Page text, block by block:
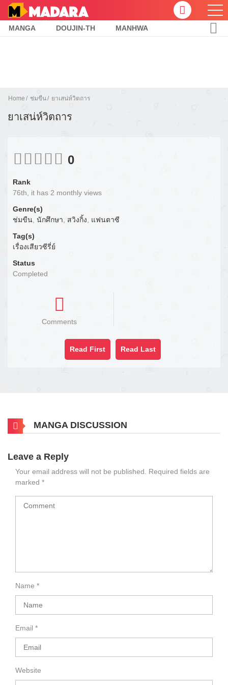
MANGA DOUJIN-TH MANHWA
Home ช่มขืน ยาเสน่ห์วิตถาร
ยาเสน่ห์วิตถาร
0
Rank
76th, it has 2 monthly views
Genre(s)
ช่มขืน, นักศึกษา, สวิงกิ้ง, แฟนตาซี
Tag(s)
เรื่องเสียวซีรี่ย์
Status
Completed
Comments
Read First Read Last
MANGA DISCUSSION
Leave a Reply
Your email address will not be published. Required fields are
marked *
Name *
Email *
Website